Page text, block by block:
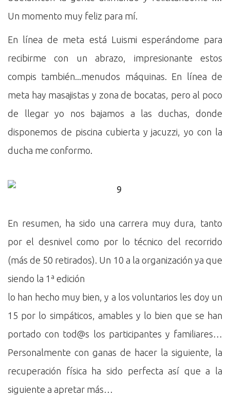
Un momento muy feliz para mí.
En línea de meta está Luismi esperándome para
recibirme con un abrazo, impresionante estos
compis también...menudos máquinas. En línea de
meta hay masajistas y zona de bocatas, pero al poco
de llegar yo nos bajamos a las duchas, donde
disponemos de piscina cubierta y jacuzzi, yo con la
ducha me conformo.
En resumen, ha sido una carrera muy dura, tanto
por el desnivel como por lo técnico del recorrido
(más de 50 retirados). Un 10 a la organización ya que
siendo la 1ª edición
lo han hecho muy bien, y a los voluntarios les doy un
15 por lo simpáticos, amables y lo bien que se han
portado con tod@s los participantes y familiares…
Personalmente con ganas de hacer la siguiente, la
recuperación física ha sido perfecta así que a la
siguiente a apretar más…